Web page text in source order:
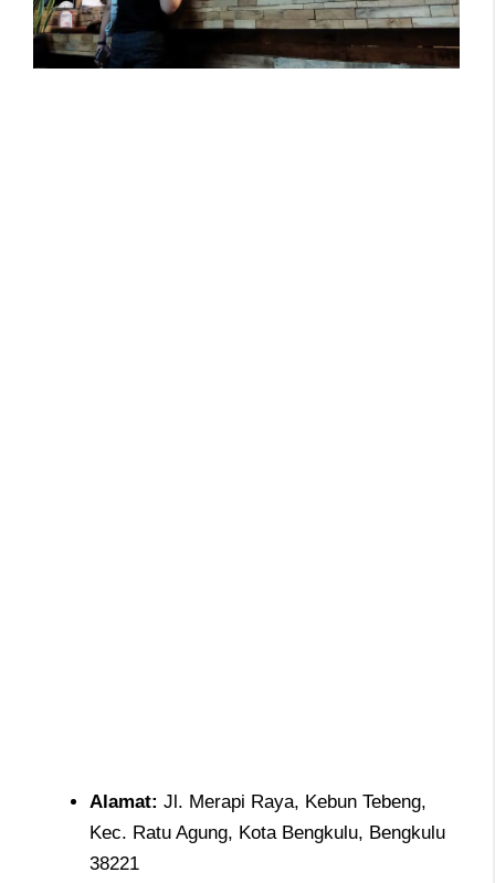
Alamat: Jl. Merapi Raya, Kebun Tebeng,
Kec. Ratu Agung, Kota Bengkulu, Bengkulu
38221